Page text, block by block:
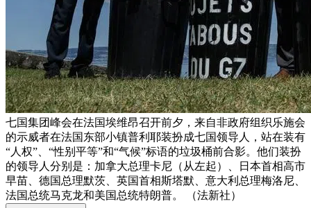
七国集团峰会在法国埃维昂召开前夕，来自非政府组织乐施会
的示威者在法国东部小镇普利耶装扮成七国领导人，站在装有
“人权”、“性别平等”和“气候”标语的垃圾桶前合影。他们装扮
的领导人分别是：加拿大总理卡尼（从左起）、日本首相高市
早苗、德国总理默茨、英国首相斯塔默、意大利总理梅洛尼、
法国总统马克龙和美国总统特朗普。 （法新社）